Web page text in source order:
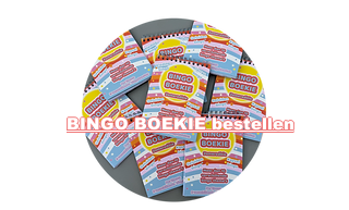
BINGO BOEKIE bestellen